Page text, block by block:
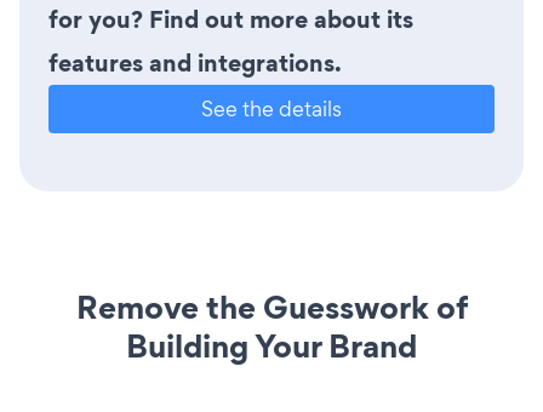
for you? Find out more about its
features and integrations.
See the details
Remove the Guesswork of
Building Your Brand